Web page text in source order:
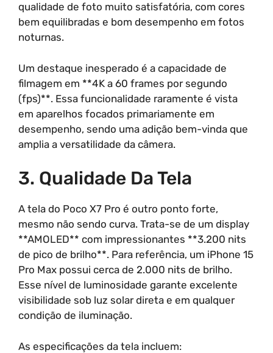
qualidade de foto muito satisfatória, com cores
bem equilibradas e bom desempenho em fotos
noturnas.
Um destaque inesperado é a capacidade de
filmagem em **4K a 60 frames por segundo
(fps)**. Essa funcionalidade raramente é vista
em aparelhos focados primariamente em
desempenho, sendo uma adição bem-vinda que
amplia a versatilidade da câmera.
3. Qualidade Da Tela
A tela do Poco X7 Pro é outro ponto forte,
mesmo não sendo curva. Trata-se de um display
**AMOLED** com impressionantes **3.200 nits
de pico de brilho**. Para referência, um iPhone 15
Pro Max possui cerca de 2.000 nits de brilho.
Esse nível de luminosidade garante excelente
visibilidade sob luz solar direta e em qualquer
condição de iluminação.
As especificações da tela incluem: